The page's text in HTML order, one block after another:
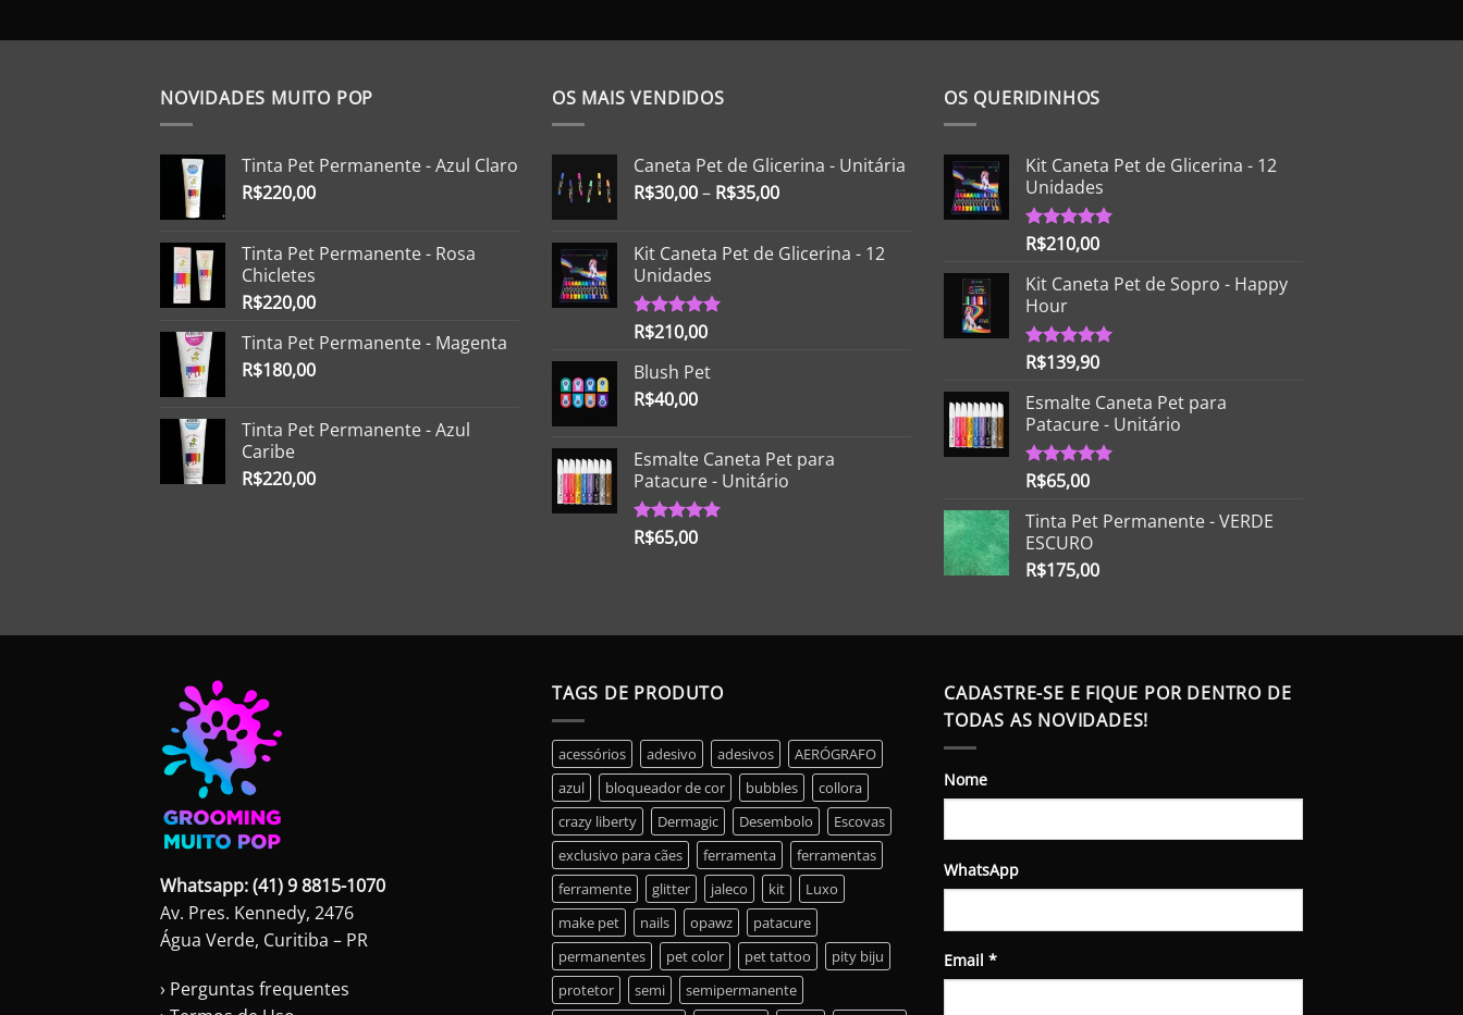
NOVIDADES MUITO POP
Tinta Pet Permanente - Azul Claro
R$220,00
Tinta Pet Permanente - Rosa
Chicletes
R$220,00
Tinta Pet Permanente - Magenta
R$180,00
Tinta Pet Permanente - Azul
Caribe
R$220,00
OS MAIS VENDIDOS
Caneta Pet de Glicerina - Unitária
R$30,00– R$35,00
Kit Caneta Pet de Glicerina - 12
Unidades
Avaliação
R$210,00
Blush Pet
R$40,00
Esmalte Caneta Pet para
Patacure - Unitário
Avaliação
R$65,00
OS QUERIDINHOS
Kit Caneta Pet de Glicerina - 12
Unidades
Avaliação
R$210,00
Kit Caneta Pet de Sopro - Happy
Hour
Avaliação
R$139,90
Esmalte Caneta Pet para
Patacure - Unitário
Avaliação
R$65,00
Tinta Pet Permanente - VERDE
ESCURO
R$175,00
Whatsapp: (41) 9 8815-1070
Av. Pres. Kennedy, 2476
Água Verde, Curitiba – PR
› Perguntas frequentes
TAGS DE PRODUTO
acessórios adesivo adesivos
AERÓGRAFO
azul
bloqueador de cor bubbles
collora
crazy liberty
Dermagic Desembolo
Escovas
exclusivo para cães
ferramenta
ferramentas
ferramente
glitter jaleco kit
Luxo
make pet
nails opawz
patacure
permanentes
pet color pet tattoo
pity biju
protetor
semi
semipermanente
CADASTRE-SE E FIQUE POR DENTRO DE
TODAS AS NOVIDADES!
Nome
WhatsApp
Email *